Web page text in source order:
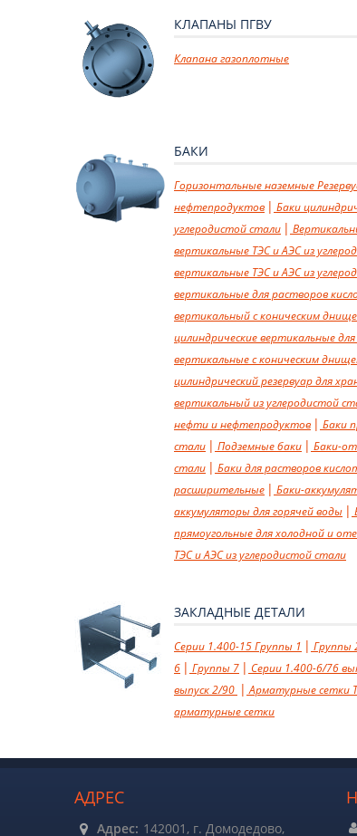
КЛАПАНЫ ПГВУ
Клапана газоплотные
БАКИ
Горизонтальные наземные
нефтепродуктов
Баки
углеродистой стали
вертикальные ТЭС и АЭС из
вертикальные ТЭС и АЭС из
вертикальные для растворов
вертикальный с коническим
цилиндрические вертикальные
вертикальные с коническим
цилиндрический резервуар для
вертикальный из углеродистой
нефти и нефтепродуктов
Баки
стали
Подземные баки Баки-
стали
Баки для растворов
расширительные
Баки-
аккумуляторы для горячей воды
прямоугольные для холодной и
ТЭС и АЭС из углеродистой стали
ЗАКЛАДНЫЕ ДЕТАЛИ
Cерии 1.400-15Группы 1 Группы
6
Группы 7 Cерии 1.400-6/76
выпуск 2/90
Арматурные сетки
арматурные сетки
АДРЕС
Адрес: 142001, г. Домодедово,